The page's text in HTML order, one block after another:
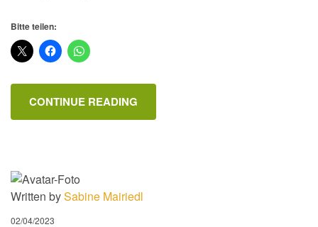
Bitte teilen:
CONTINUE READING
Written bySabine Mairiedl
02/04/2023